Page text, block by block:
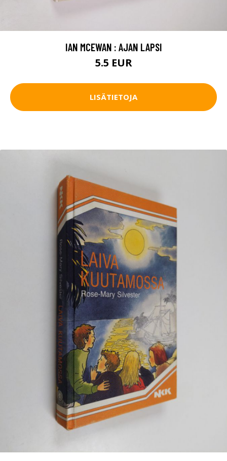
IAN MCEWAN : AJAN LAPSI
5.5 EUR
LISÄTIETOJA